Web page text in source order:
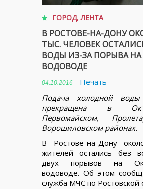
ГОРОД,ЛЕНТА
В РОСТОВЕ-НА-ДОНУ
ТЫС. ЧЕЛОВЕК
ВОДЫ ИЗ-ЗА ПОРЫВА НА
ВОДОВОДЕ
04.10.2016
Печать
Подача холодной воды
прекращена в
Первомайском,
Ворошиловском районах.
В Ростове-на-Дону
жителей остались без
двух порывов на
водоводе. Об этом
служба МЧС по Ростовской